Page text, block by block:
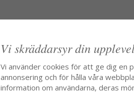
Vi skräddarsyr din
Vi använder cookies för att ge dig en
annonsering och för hålla våra
information om användarna, deras